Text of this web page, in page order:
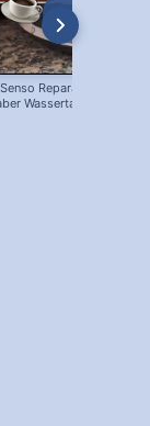
Reparatur: Blaue LED
Wassertank voll?